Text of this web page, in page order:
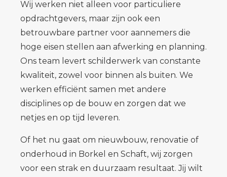
Wij werken niet alleen voor particuliere
opdrachtgevers, maar zijn ook een
betrouwbare partner voor aannemers die
hoge eisen stellen aan afwerking en planning.
Ons team levert schilderwerk van constante
kwaliteit, zowel voor binnen als buiten. We
werken efficiënt samen met andere
disciplines op de bouw en zorgen dat we
netjes en op tijd leveren.
Of het nu gaat om nieuwbouw, renovatie of
onderhoud in Borkel en Schaft, wij zorgen
voor een strak en duurzaam resultaat. Jij wilt